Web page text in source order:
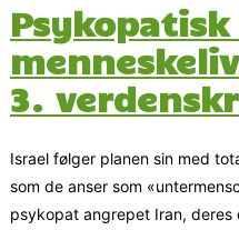
3.
Israel følger planen sin med
som de anser som
psykopat angrepet Iran,